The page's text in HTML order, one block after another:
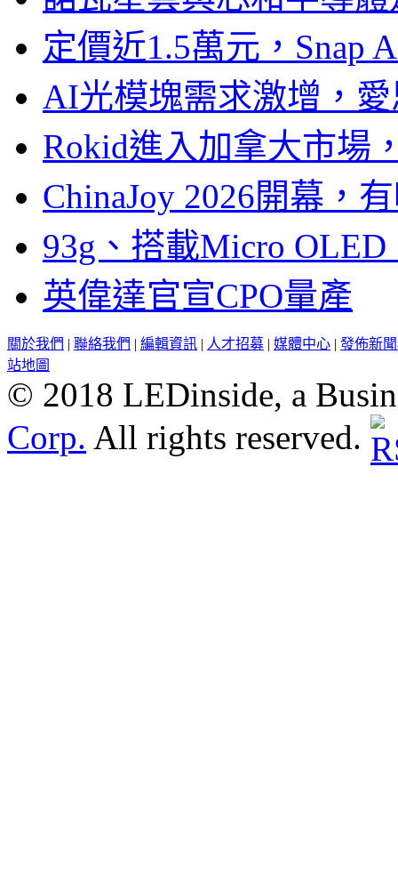
定價近1.5萬元，Snap
AI光模塊需求激增，
Rokid進入加拿大市場
ChinaJoy 2026開幕，
93g、搭載Micro
英偉達官宣CPO量產
關於我們 | 聯絡我們 | 編輯資訊 | 人才招募 | 媒體中心 | 發佈新
站地圖
© 2018 LEDinside, a
Corp. All rights reserved.